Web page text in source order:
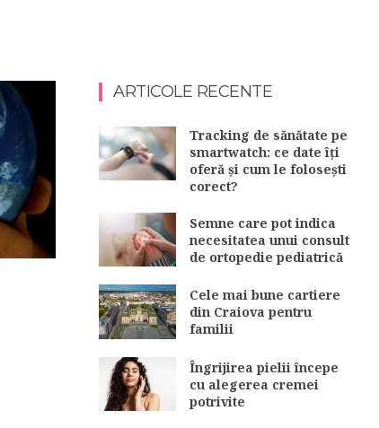
ARTICOLE RECENTE
Tracking de sănătate pe
smartwatch: ce date îți
oferă și cum le folosești
corect?
Semne care pot indica
necesitatea unui consult
de ortopedie pediatrică
Cele mai bune cartiere
din Craiova pentru
familii
Îngrijirea pielii începe
cu alegerea cremei
potrivite